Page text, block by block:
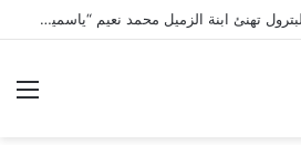
نقابة شركة بدر الدين للبترول تهنئ ابنة الزميل محمد نعيم “ياسمين” بتخرجها وتفوقها